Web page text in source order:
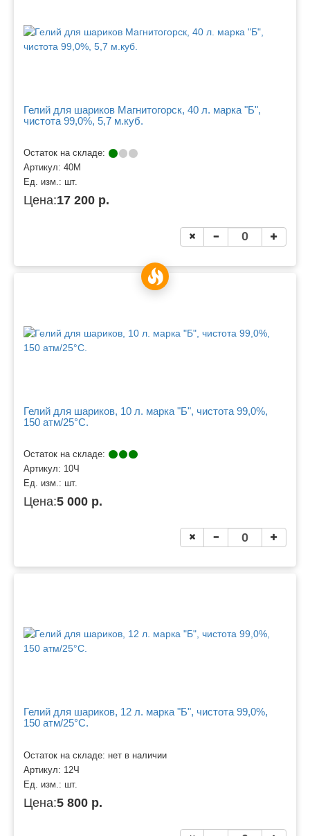
Гелий для шариков Магнитогорск, 40 л. марка "Б",
чистота 99,0%, 5,7 м.куб.
Остаток на складе:
Артикул: 40М
Ед. изм.: шт.
Цена:17 200 р.
Гелий для шариков, 10 л. марка "Б", чистота 99,0%,
150 атм/25°C.
Остаток на складе:
Артикул: 10Ч
Ед. изм.: шт.
Цена:5 000 р.
Гелий для шариков, 12 л. марка "Б", чистота 99,0%,
150 атм/25°C.
Остаток на складе: нет в наличии
Артикул: 12Ч
Ед. изм.: шт.
Цена:5 800 р.